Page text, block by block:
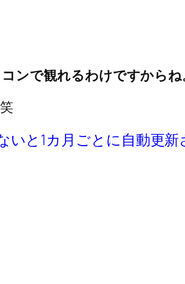
ンで観れるわけですからね
と1カ月ごとに自動更新